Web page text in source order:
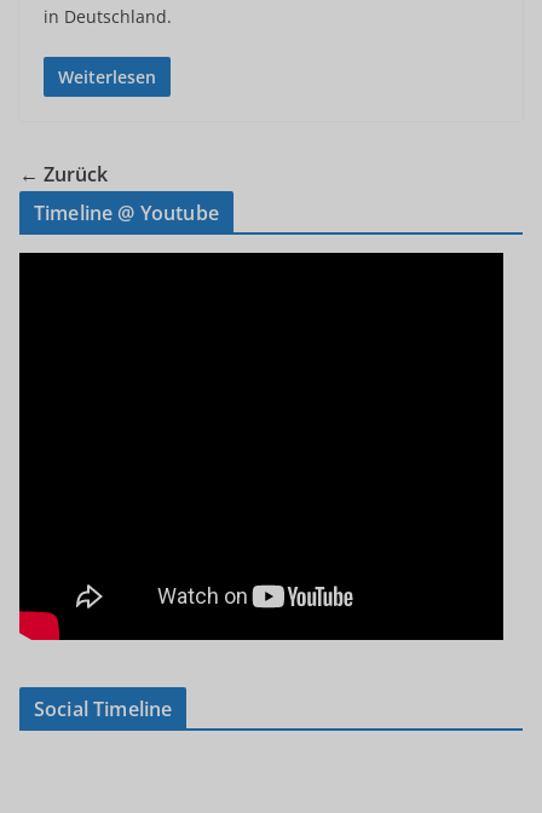
in Deutschland.
Weiterlesen
← Zurück
Timeline @ Youtube
Social Timeline